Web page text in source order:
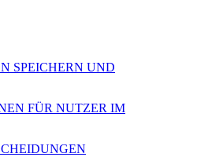
SPEICHERN UND
FÜR NUTZER IM